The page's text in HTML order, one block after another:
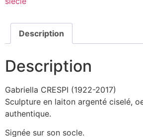
Description
Description
Gabriella CRESPI (1922-2017)
Sculpture en laiton argenté ciselé,
authentique.
Signée sur son socle.